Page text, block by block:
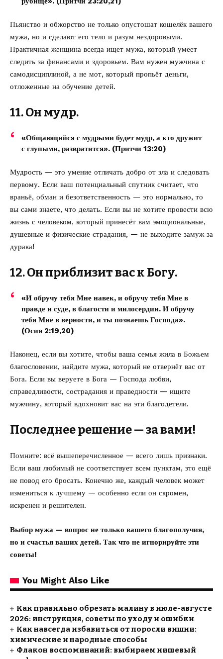
Пьянство и обжорство не только опустошат кошелёк вашего
мужа, но и сделают его тело и разум нездоровыми.
Практичная женщина всегда ищет мужа, который умеет
следить за финансами и здоровьем. Вам нужен мужчина с
самодисциплиной, а не мот, который пропьёт деньги,
отложенные на обучение детей.
11. Он мудр.
«Общающийся с мудрыми будет мудр, а кто дружит
с глупыми, развратится». (Притчи 13:20)
Мудрость — это умение отличать добро от зла и следовать
первому. Если ваш потенциальный спутник считает, что
враньё, обман и безответственность — это нормально, то
вы сами знаете, что делать. Если вы не хотите провести всю
жизнь с человеком, который принесёт вам эмоциональные,
душевные и физические страдания, — не выходите замуж за
дурака!
12. Он приблизит вас к Богу.
«И обручу тебя Мне навек, и обручу тебя Мне в
правде и суде, в благости и милосердии. И обручу
тебя Мне в верности, и ты познаешь Господа».
(Осия 2:19,20)
Наконец, если вы хотите, чтобы ваша семья жила в Божьем
благословении, найдите мужа, который не отвернёт вас от
Бога. Если вы веруете в Бога — Господа любви,
справедливости, сострадания и праведности — ищите
мужчину, который вдохновит вас на эти благодетели.
Последнее решение — за вами!
Помните: всё вышеперечисленное — всего лишь признаки.
Если ваш любимый не соответствует всем пунктам, это ещё
не повод его бросать. Конечно же, каждый человек может
измениться к лучшему — особенно если он скромен,
искренен и решителен.
Выбор мужа — вопрос не только вашего благополучия,
но и счастья ваших детей. Так что не игнорируйте эти
советы!
You Might Also Like
Как правильно обрезать малину в июле-августе
2026: инструкция, советы по уходу и ошибки
Как навсегда избавиться от поросли вишни:
химические и народные способы
Флакон воспоминаний: выбираем нишевый